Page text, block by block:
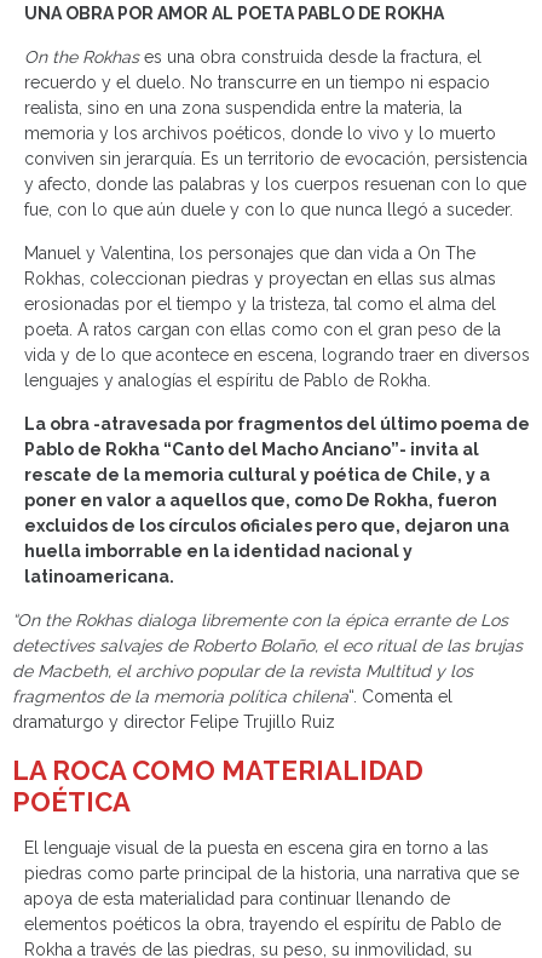
UNA OBRA POR AMOR AL POETA PABLO DE ROKHA
On the Rokhases una obra construida desde la fractura, el
recuerdo y el duelo. No transcurre en un tiempo ni espacio
realista, sino en una zona suspendida entre la materia, la
memoria y los archivos poéticos, donde lo vivo y lo muerto
conviven sin jerarquía. Es un territorio de evocación, persistencia
y afecto, donde las palabras y los cuerpos resuenan con lo que
fue, con lo que aún duele y con lo que nunca llegó a suceder.
Manuel y Valentina, los personajes que dan vida a On The
Rokhas, coleccionan piedras y proyectan en ellas sus almas
erosionadas por el tiempo y la tristeza, tal como el alma del
poeta. A ratos cargan con ellas como con el gran peso de la
vida y de lo que acontece en escena, logrando traer en diversos
lenguajes y analogías el espíritu de Pablo de Rokha.
La obra -atravesada por fragmentos del último poema de
Pablo de Rokha “Canto del Macho Anciano”- invita al
rescate de la memoria cultural y poética de Chile, y a
poner en valor a aquellos que, como De Rokha, fueron
excluidos de los círculos oficiales pero que, dejaron una
huella imborrable en la identidad nacional y
latinoamericana.
“On the Rokhas dialoga libremente con la épica errante de Los
detectives salvajes de Roberto Bolaño, el eco ritual de las brujas
de Macbeth, el archivo popular de la revista Multitud y los
fragmentos de la memoria política chilena“. Comenta el
dramaturgo y director Felipe Trujillo Ruiz
LA ROCA COMO MATERIALIDAD
POÉTICA
El lenguaje visual de la puesta en escena gira en torno a las
piedras como parte principal de la historia, una narrativa que se
apoya de esta materialidad para continuar llenando de
elementos poéticos la obra, trayendo el espíritu de Pablo de
Rokha a través de las piedras, su peso, su inmovilidad, su